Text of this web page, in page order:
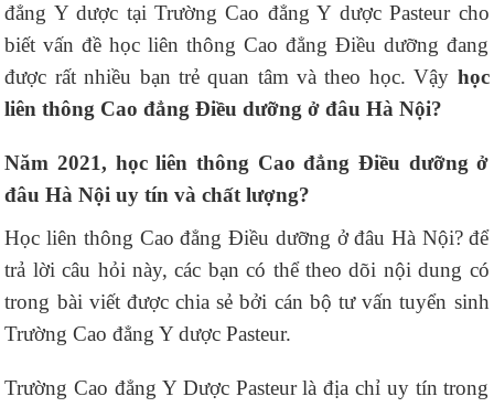
đẳng Y dược tại Trường Cao đẳng Y dược Pasteur cho
biết vấn đề học liên thông Cao đẳng Điều dưỡng đang
được rất nhiều bạn trẻ quan tâm và theo học. Vậy học
liên thông Cao đẳng Điều dưỡng ở đâu Hà Nội?
Năm 2021, học liên thông Cao đẳng Điều dưỡng ở
đâu Hà Nội uy tín và chất lượng?
Học liên thông Cao đẳng Điều dưỡng ở đâu Hà Nội? để
trả lời câu hỏi này, các bạn có thể theo dõi nội dung có
trong bài viết được chia sẻ bởi cán bộ tư vấn tuyển sinh
Trường Cao đẳng Y dược Pasteur.
Trường Cao đẳng Y Dược Pasteur là địa chỉ uy tín trong